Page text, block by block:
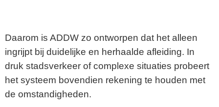
Daarom is ADDW zo ontworpen dat het alleen
ingrijpt bij duidelijke en herhaalde afleiding. In
druk stadsverkeer of complexe situaties probeert
het systeem bovendien rekening te houden met
de omstandigheden.